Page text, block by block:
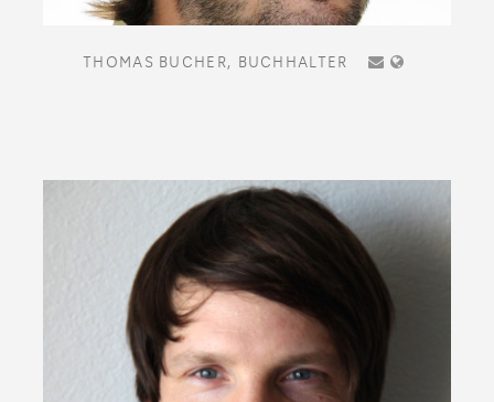
THOMAS BUCHER, BUCHHALTER